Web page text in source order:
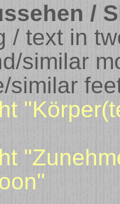
/
/ text in
similar
similar